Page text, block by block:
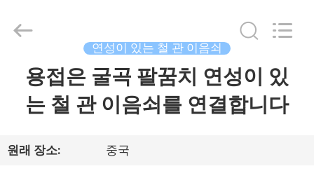
품
2026
Xi'an
Reserved.
연성이 있는 철 관 이음쇠
용접은 굴곡 팔꿈치 연성이 있
는 철 관 이음쇠를 연결합니다
원래 장소: 중국